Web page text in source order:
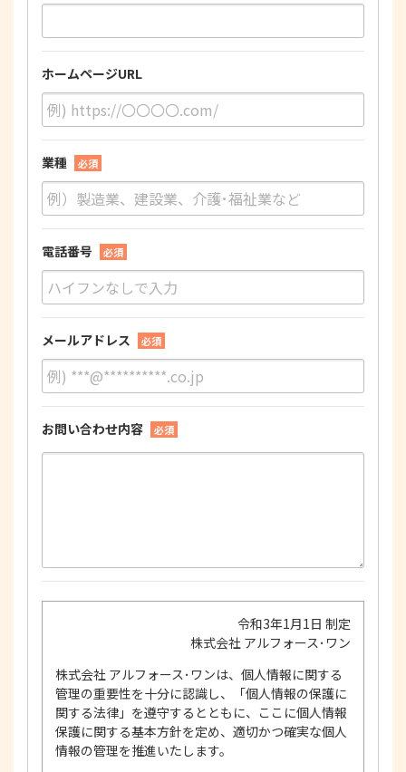
ホームページURL
業種 必須
電話番号 必須
メールアドレス 必須
お問い合わせ内容 必須
令和3年1月1日 制定
株式会社 アルフォース･ワン
株式会社 アルフォース･ワンは、個人情報に関する
管理の重要性を十分に認識し、「個人情報の保護に
関する法律」を遵守するとともに、ここに個人情報
保護に関する基本方針を定め、適切かつ確実な個人
情報の管理を推進いたします。